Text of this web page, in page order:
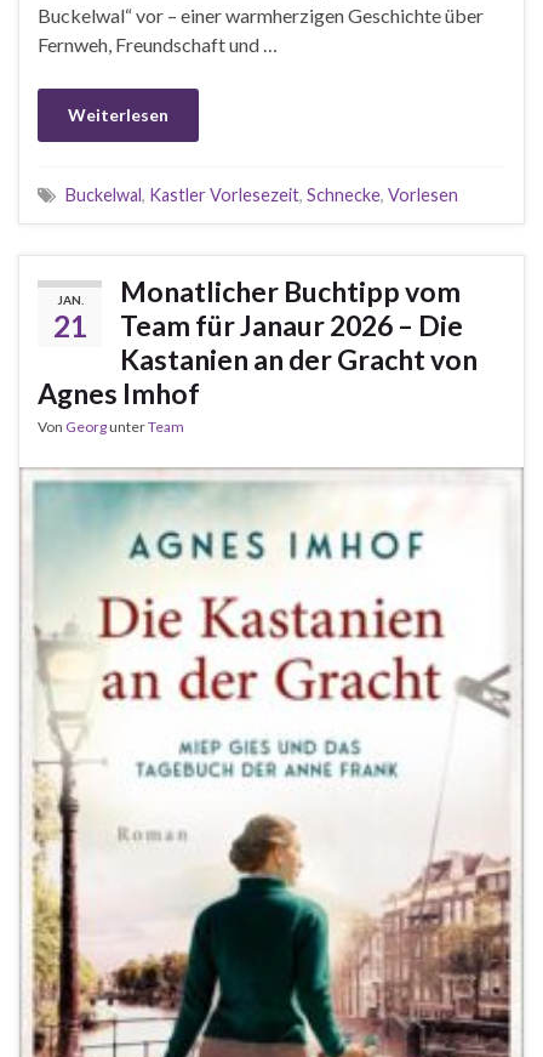
Buckelwal“ vor – einer warmherzigen Geschichte über
Fernweh, Freundschaft und …
Weiterlesen
Buckelwal, Kastler Vorlesezeit, Schnecke, Vorlesen
JAN.
21
Monatlicher Buchtipp vom
Team für Janaur 2026 – Die
Kastanien an der Gracht von
Agnes Imhof
Von GeorgunterTeam